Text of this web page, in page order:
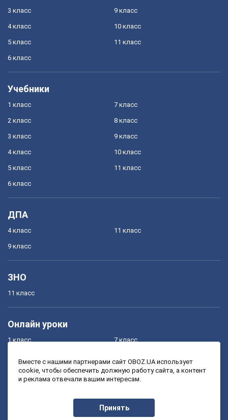
3 класс
4 класс
5 класс
6 класс
9 класс
10 класс
11 класс
Учебники
1 класс
2 класс
3 класс
4 класс
5 класс
6 класс
7 класс
8 класс
9 класс
10 класс
11 класс
ДПА
4 класс
9 класс
11 класс
ЗНО
11 класс
Онлайн уроки
1 класс
3 класс
7 класс
9 класс
Вместе с нашими партнерами сайт OBOZ.UA использует
cookie, чтобы обеспечить должную работу сайта, а контент
и реклама отвечали вашим интересам.
Принять